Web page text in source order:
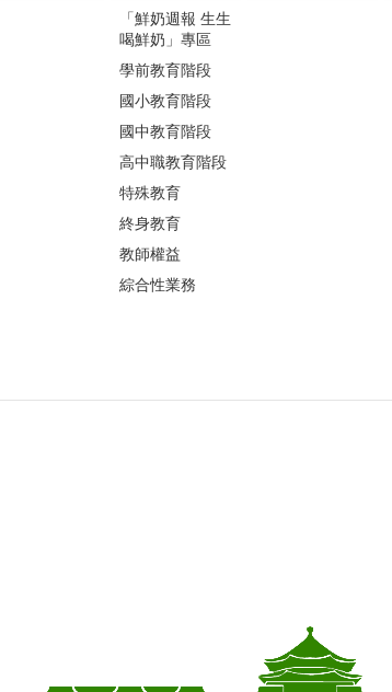
「鮮奶週報 生生
喝鮮奶」專區
學前教育階段
國小教育階段
國中教育階段
高中職教育階段
特殊教育
終身教育
教師權益
綜合性業務